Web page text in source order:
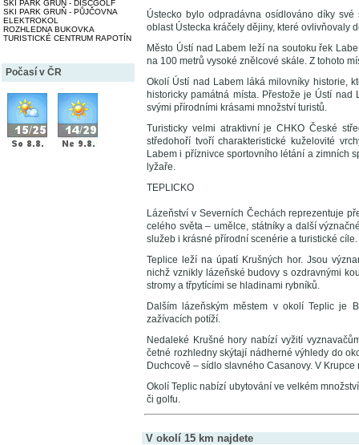
SKI PARK GRUŇ - DISCGOLF
SKI PARK GRUŇ - PŮJČOVNA
ELEKTROKOL
ROZHLEDNA BUKOVKA
TURISTICKÉ CENTRUM RAPOTÍN
Počasí v ČR
Ústecko bylo odpradávna osídlováno díky
oblast Ústecka kráčely dějiny, které ovlivňovaly
Město Ústí nad Labem leží na soutoku řek
na 100 metrů vysoké znělcové skále. Z tohoto
Okolí Ústí nad Labem láká milovníky historie,
historicky památná místa. Přestože je Ústí
svými přírodními krásami množství turistů.
Turisticky velmi atraktivní je CHKO České
středohoří tvoří charakteristické kuželovité
Labem i příznivce sportovního létání a zimních
lyžaře.
TEPLICKO
Lázeňství v Severních Čechách reprezentuje
celého světa – umělce, státníky a další
služeb i krásné přírodní scenérie a turistické cíle.
Teplice leží na úpatí Krušných hor. Jsou
nichž vznikly lázeňské budovy s ozdravnými
stromy a třpytícími se hladinami rybníků.
Dalším lázeňským městem v okolí Teplic je
zažívacích potíží.
Nedaleké Krušné hory nabízí vyžití
četné rozhledny skýtají nádherné výhledy do
Duchcově – sídlo slavného Casanovy. V
Okolí Teplic nabízí ubytování ve velkém
či golfu.
V okolí 15 km najdete